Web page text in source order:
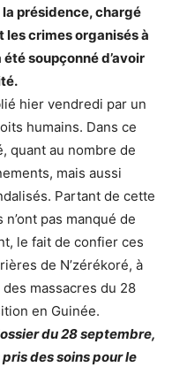
présidence, chargé
crimes organisés à
soupçonné d’avoir
hier vendredi par un
humains. Dans ce
quant au nombre de
mais aussi
Partant de cette
pas manqué de
le fait de confier ces
de N’zérékoré, à
massacres du 28
en Guinée.
du 28 septembre,
pris des soins pour le